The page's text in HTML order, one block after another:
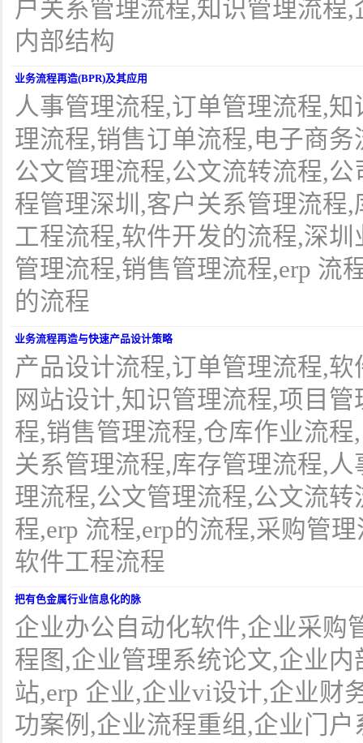
户关系管理流程,知识管理流程
内部结构
业务流程再造(BPR)及其应用
人事管理流程,订单管理流程,
理流程,销售订单流程,电子商
公文管理流程,公文流转流程,
程管理深圳,客户关系管理流程
工程流程,软件开发的流程,深
管理流程,销售管理流程,erp 流
的流程
业务流程再造与快速产品设计策略
产品设计流程,订单管理流程,
网站设计,知识管理流程,项目
程,销售管理流程,仓库作业流
关系管理流程,库存管理流程,
理流程,公文管理流程,公文流转
程,erp 流程,erp的流程,采购管
软件工程流程
把有色金属行业信息化的脉
企业办公自动化软件,企业采购
程图,企业管理系统论文,企业
站,erp 企业,企业vi设计,企业财
功案例,企业流程重组,企业门